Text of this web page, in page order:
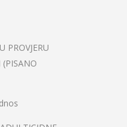
PROVJERU